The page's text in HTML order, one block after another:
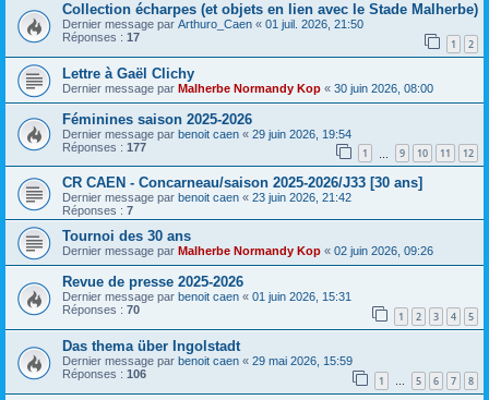
Collection écharpes (et objets en lien avec le Stade Malherbe)
Dernier message par Arthuro_Caen « 01 juil. 2026, 21:50
Réponses : 17 1 2
Lettre à Gaël Clichy
Dernier message par Malherbe Normandy Kop « 30 juin 2026, 08:00
Féminines saison 2025-2026
Dernier message par benoit caen « 29 juin 2026, 19:54
Réponses : 177 1 9 10 11 12
CR CAEN - Concarneau/saison 2025-2026/J33 [30 ans]
Dernier message par benoit caen « 23 juin 2026, 21:42
Réponses : 7
Tournoi des 30 ans
Dernier message par Malherbe Normandy Kop « 02 juin 2026, 09:26
Revue de presse 2025-2026
Dernier message par benoit caen « 01 juin 2026, 15:31
Réponses : 70 1 2 3 4 5
Das thema über Ingolstadt
Dernier message par benoit caen « 29 mai 2026, 15:59
Réponses : 106 1 … 5 6 7 8